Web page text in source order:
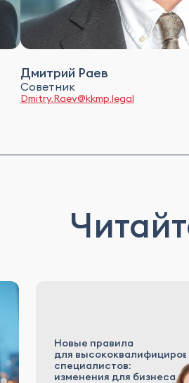
Дмитрий Раев
Советник
Dmitry.Raev@kkmp.legal
Новые правила
для
специалистов:
изменения для бизнеса